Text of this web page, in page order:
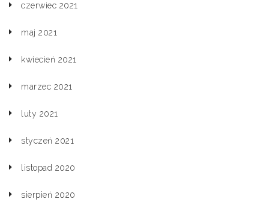
czerwiec 2021
maj 2021
kwiecień 2021
marzec 2021
luty 2021
styczeń 2021
listopad 2020
sierpień 2020